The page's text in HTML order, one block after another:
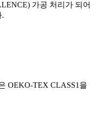
가공 처리가 되어
.
OEKO-TEX CLASS1을